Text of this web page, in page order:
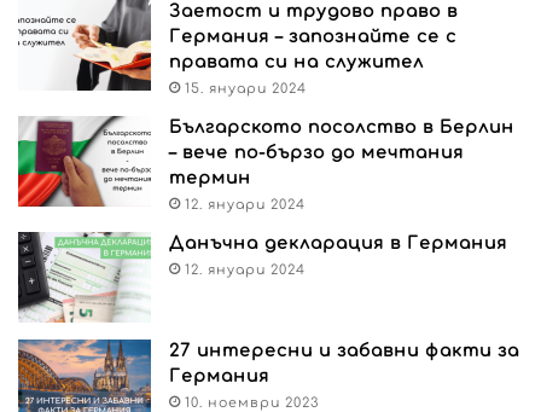
Заетост и трудово право в
Германия – запознайте се с
правата си на служител
15. януари 2024
Българското посолство в Берлин
– вече по-бързо до мечтания
термин
12. януари 2024
Данъчна декларация в Германия
12. януари 2024
27 интересни и забавни факти за
Германия
10. ноември 2023